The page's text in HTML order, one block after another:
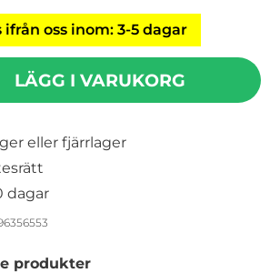
ifrån oss inom: 3-5 dagar
LÄGG I VARUKORG
eller fjärrlager
dagar
produkter